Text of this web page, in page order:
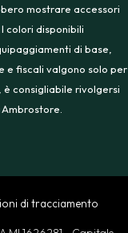
mostrare accessori
colori disponibili
di base,
e fiscali valgono solo per
è consigliabile rivolgersi
di tracciamento